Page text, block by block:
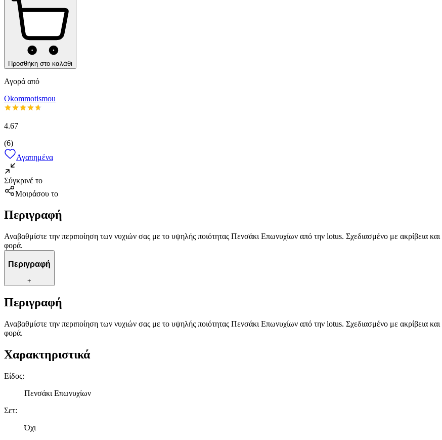
Προσθήκη στο καλάθι
Αγορά από
Okommotismou
4.67
(6)
Αγαπημένα
Σύγκρινέ το
Μοιράσου το
Περιγραφή
Αναβαθμίστε την περιποίηση των νυχιών σας με το υψηλής ποιότητας Πενσάκι Επωνυχίων από την lotus. Σχεδιασμένο με ακρίβεια
φορά.
Περιγραφή
+
Περιγραφή
Αναβαθμίστε την περιποίηση των νυχιών σας με το υψηλής ποιότητας Πενσάκι Επωνυχίων από την lotus. Σχεδιασμένο με ακρίβεια
φορά.
Χαρακτηριστικά
Είδος:
Πενσάκι Επωνυχίων
Σετ:
Όχι